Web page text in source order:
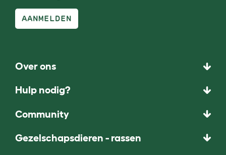
AANMELDEN
Over ons
Hulp nodig?
Community
Gezelschapsdieren - rassen